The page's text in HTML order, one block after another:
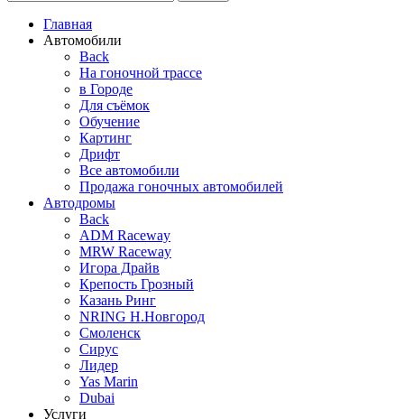
Главная
Автомобили
Back
На гоночной трассе
в Городе
Для съёмок
Обучение
Картинг
Дрифт
Все автомобили
Продажа гоночных автомобилей
Автодромы
Back
ADM Raceway
MRW Raceway
Игора Драйв
Крепость Грозный
Казань Ринг
NRING Н.Новгород
Смоленск
Сирус
Лидер
Yas Marin
Dubai
Услуги